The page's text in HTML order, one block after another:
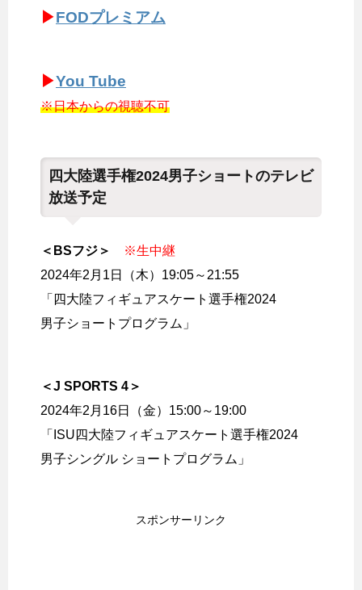
▶FODプレミアム
▶You Tube
※日本からの視聴不可
四大陸選手権2024男子ショートのテレビ
放送予定
＜BSフジ＞
※生中継
2024年2月1日（木）19:05～21:55
「四大陸フィギュアスケート選手権2024
男子ショートプログラム」
＜J SPORTS 4＞
2024年2月16日（金）15:00～19:00
「ISU四大陸フィギュアスケート選手権2024
男子シングル ショートプログラム」
スポンサーリンク